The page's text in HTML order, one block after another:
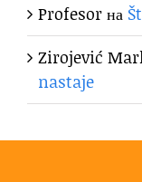
Profesorна
Zirojević
nastaje